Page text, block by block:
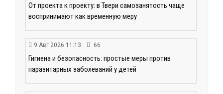
От проекта к проекту: в Твери самозанятость чаще
воспринимают как временную меру
9 Авг 2026 11:13 66
Гигиена и безопасность: простые меры против
паразитарных заболеваний у детей